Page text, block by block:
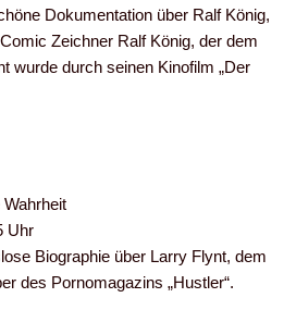
Dokumentation über Ralf König,
Zeichner Ralf König, der dem
wurde durch seinen Kinofilm „Der
Uhr
Biographie über Larry Flynt, dem
des Pornomagazins „Hustler“.